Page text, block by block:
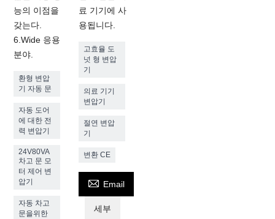
능의 이점을
갖는다.
6.Wide 응용
분야.
환형 변압
기 자동 문
자동 도어
에 대한 전
력 변압기
24V80VA
차고 문 모
터 제어 변
압기
자동 차고
문을위한
료 기기에 사
용됩니다.
고효율 도
넛 형 변압
기
의료 기기
변압기
절연 변압
기
변환 CE
 Email
세부